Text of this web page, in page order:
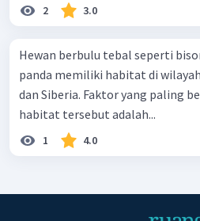
2 3.0
Hewan berbulu tebal seperti
panda memiliki habitat di
dan Siberia. Faktor yang paling
habitat tersebut adalah...
1 4.0